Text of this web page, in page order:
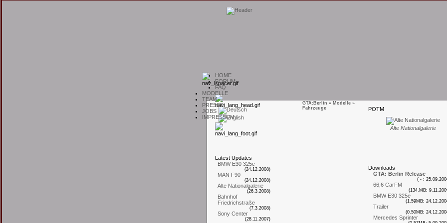
HOME
FORUM
FAQ
MODELLE
TEAM
PRESSE
JOBS
IMPRESSUM
L atest Updates
BMW E30 325e
(24.12.2008)
MAN F90
(24.12.2008)
Alte Nationalgalerie
(26.3.2008)
Bahnhof
Friedrichstraße
(7.3.2008)
Sony Center
(28.11.2007)
POTM
Alte Nationalgalerie
Downloads
GTA: Berlin Release
( - ;
66,6 CarFM
(134.MB;
BMW E30 325e
(1.59MB;
Trailer
(0.50MB;
Mercedes Sprinter
GTA:Berlin » Modelle »
Fahrzeuge